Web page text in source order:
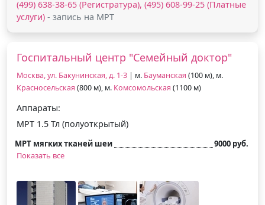
(499) 638-38-65 (Регистратура), (495) 608-99-25 (Платные
услуги) - запись на МРТ
Госпитальный центр "Семейный доктор"
Москва, ул. Бакунинская, д. 1-3 | м. Бауманская (100 м), м.
Красносельская (800 м), м. Комсомольская (1100 м)
Аппараты:
МРТ 1.5 Тл (полуоткрытый)
МРТ мягких тканей шеи
9000 руб.
Показать все